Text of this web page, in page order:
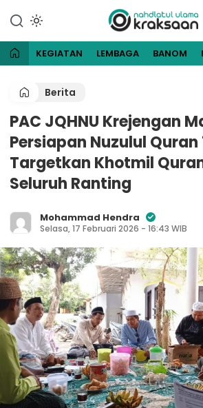
konten
NU Kraksaan
Website Resmi Pengurus
Kraksaan
KEGIATAN LEMBAGA BANOM
Berita
PAC JQHNU Krejengan
Persiapan Nuzulul Quran
Targetkan Khotmil
Seluruh Ranting
Mohammad Hendra
Selasa, 17 Februari 2026 - 16:43 WIB